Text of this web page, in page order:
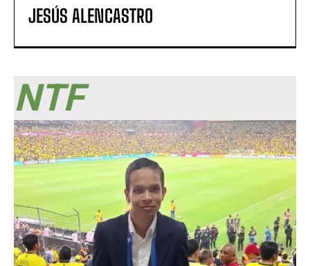
JESÚS ALENCASTRO
NTF